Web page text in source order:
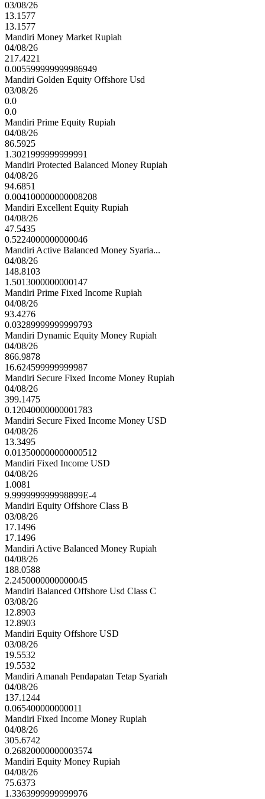
03/08/26
13.1577
13.1577
Mandiri Money Market Rupiah
04/08/26
217.4221
0.005599999999986949
Mandiri Golden Equity Offshore Usd
03/08/26
0.0
0.0
Mandiri Prime Equity Rupiah
04/08/26
86.5925
1.3021999999999991
Mandiri Protected Balanced Money Rupiah
04/08/26
94.6851
0.004100000000008208
Mandiri Excellent Equity Rupiah
04/08/26
47.5435
0.5224000000000046
Mandiri Active Balanced Money Syaria...
04/08/26
148.8103
1.5013000000000147
Mandiri Prime Fixed Income Rupiah
04/08/26
93.4276
0.03289999999999793
Mandiri Dynamic Equity Money Rupiah
04/08/26
866.9878
16.624599999999987
Mandiri Secure Fixed Income Money Rupiah
04/08/26
399.1475
0.12040000000001783
Mandiri Secure Fixed Income Money USD
04/08/26
13.3495
0.013500000000000512
Mandiri Fixed Income USD
04/08/26
1.0081
9.999999999998899E-4
Mandiri Equity Offshore Class B
03/08/26
17.1496
17.1496
Mandiri Active Balanced Money Rupiah
04/08/26
188.0588
2.2450000000000045
Mandiri Balanced Offshore Usd Class C
03/08/26
12.8903
12.8903
Mandiri Equity Offshore USD
03/08/26
19.5532
19.5532
Mandiri Amanah Pendapatan Tetap Syariah
04/08/26
137.1244
0.065400000000011
Mandiri Fixed Income Money Rupiah
04/08/26
305.6742
0.26820000000003574
Mandiri Equity Money Rupiah
04/08/26
75.6373
1.3363999999999976